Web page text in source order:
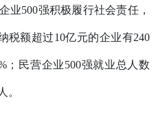
500强积极履行社会责任，
税额超过10亿元的企业有240
；民营企业500强就业总人数
。